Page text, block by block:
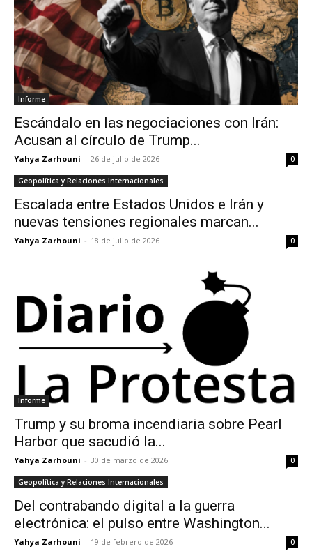
Informe
Escándalo en las negociaciones con Irán:
Acusan al círculo de Trump...
Yahya Zarhouni - 26 de julio de 2026 0
Geopolítica y Relaciones Internacionales
Escalada entre Estados Unidos e Irán y
nuevas tensiones regionales marcan...
Yahya Zarhouni - 18 de julio de 2026 0
Informe
Trump y su broma incendiaria sobre Pearl
Harbor que sacudió la...
Yahya Zarhouni - 30 de marzo de 2026 0
Geopolítica y Relaciones Internacionales
Del contrabando digital a la guerra
electrónica: el pulso entre Washington...
Yahya Zarhouni - 19 de febrero de 2026 0